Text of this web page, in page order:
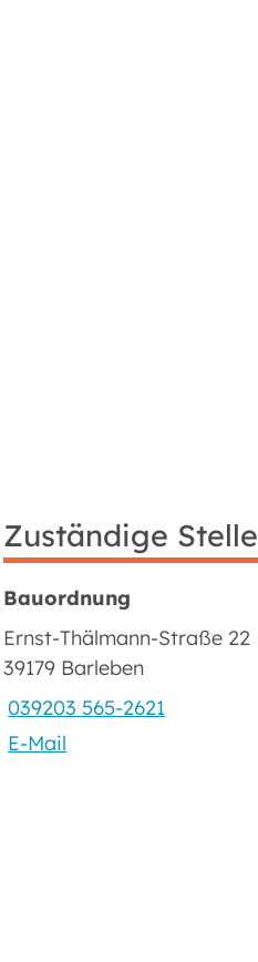
Zuständige Stelle
Bauordnung
Ernst-Thälmann-Straße 22
39179 Barleben
039203 565-2621
E-Mail